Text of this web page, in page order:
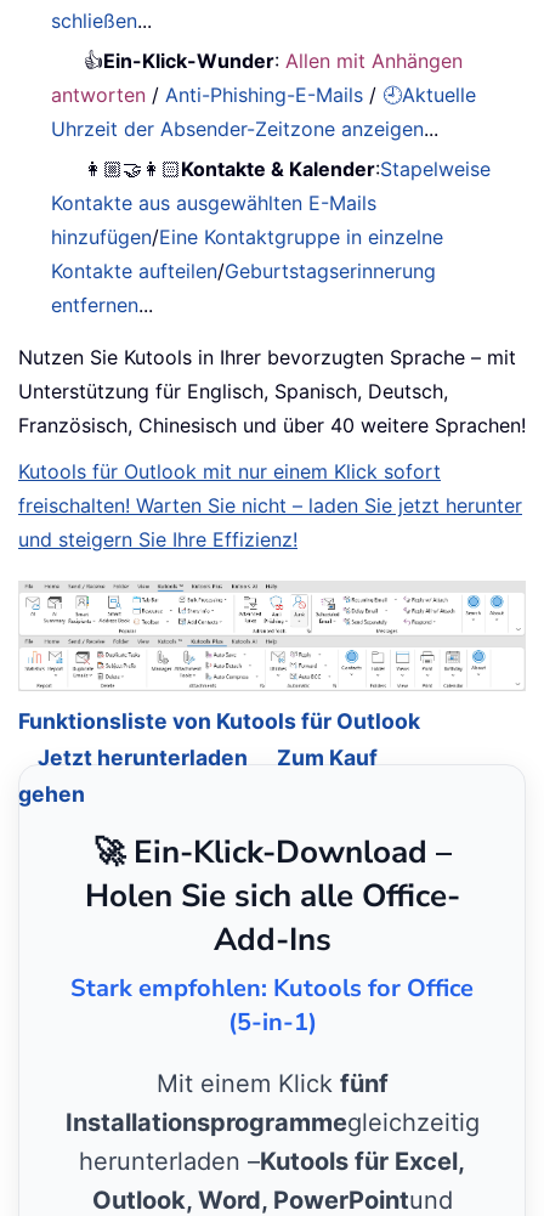
schließen...
👍Ein-Klick-Wunder: Allen mit Anhängen
antworten / Anti-Phishing-E-Mails / 🕘Aktuelle
Uhrzeit der Absender-Zeitzone anzeigen...
👩🏼‍🤝‍👩🏻Kontakte & Kalender:Stapelweise
Kontakte aus ausgewählten E-Mails
hinzufügen/Eine Kontaktgruppe in einzelne
Kontakte aufteilen/Geburtstagserinnerung
entfernen...
Nutzen Sie Kutools in Ihrer bevorzugten Sprache – mit
Unterstützung für Englisch, Spanisch, Deutsch,
Französisch, Chinesisch und über 40 weitere Sprachen!
Kutools für Outlook mit nur einem Klick sofort
freischalten! Warten Sie nicht – laden Sie jetzt herunter
und steigern Sie Ihre Effizienz!
Funktionsliste von Kutools für Outlook
Jetzt herunterladen
Zum Kauf
gehen
🚀 Ein-Klick-Download –
Holen Sie sich alle Office-
Add-Ins
Stark empfohlen: Kutools for Office
(5-in-1)
Mit einem Klick fünf
Installationsprogrammegleichzeitig
herunterladen –Kutools für Excel,
Outlook, Word, PowerPointund